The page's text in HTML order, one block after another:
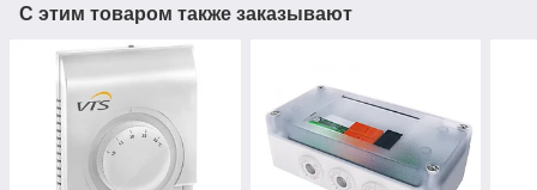
С этим товаром также заказывают